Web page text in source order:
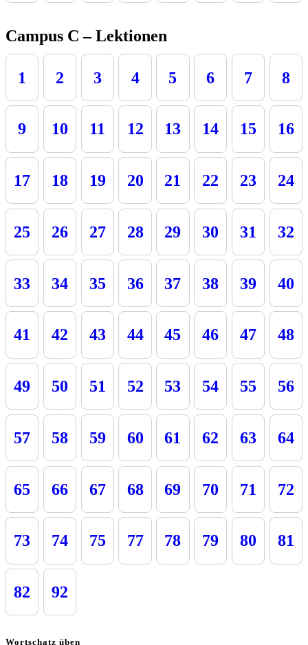
Campus C – Lektionen
1 2 3 4 5 6 7 8
9 10 11 12 13 14 15 16
17 18 19 20 21 22 23 24
25 26 27 28 29 30 31 32
33 34 35 36 37 38 39 40
41 42 43 44 45 46 47 48
49 50 51 52 53 54 55 56
57 58 59 60 61 62 63 64
65 66 67 68 69 70 71 72
73 74 75 77 78 79 80 81
82 92
Wortschatz üben